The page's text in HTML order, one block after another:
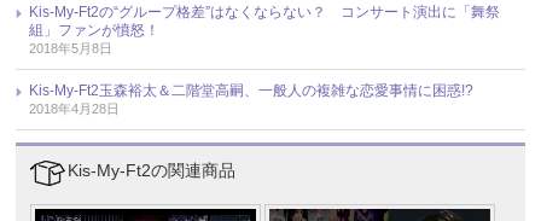
Kis-My-Ft2の“グループ格差”はなくならない？ コンサート演出に「舞祭
組」ファンが憤怒！
2018年5月8日
Kis-My-Ft2玉森裕太＆二階堂高嗣、一般人の複雑な恋愛事情に困惑!?
2018年4月28日
Kis-My-Ft2の関連商品